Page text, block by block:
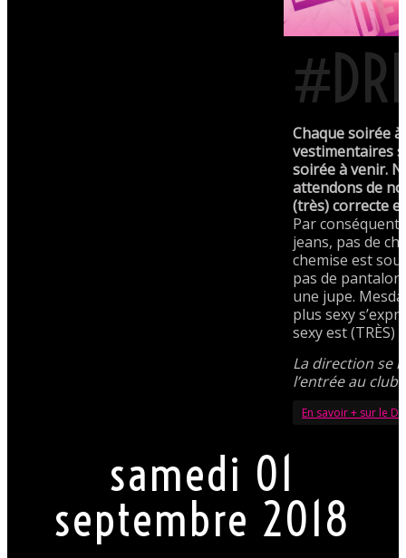
Chaque soirée
vestimentaires
soirée à venir.
attendons de
(très) correcte
Par
jeans, pas de
chemise est
pas de
une jupe.
plus sexy
sexy est
La direction se
l’entrée au club.
En savoir + sur le
samedi 01
septembre 2018